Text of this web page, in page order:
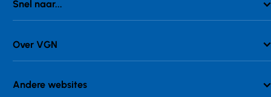
Snel naar...
Over VGN
Andere websites